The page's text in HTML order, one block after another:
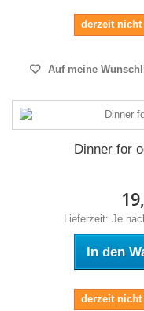
derzeit
Auf meine
Dinner for
Lieferzeit: Je
In den
derzeit